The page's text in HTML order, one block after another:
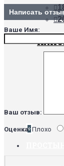
+
Написать
Ваше Имя:
Ваш отзыв:
Оценка: Плохо